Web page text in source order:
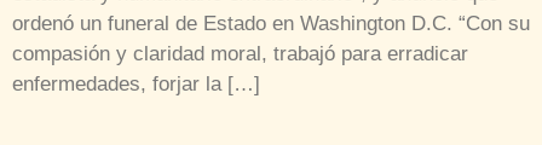
ordenó un funeral de Estado en Washington D.C. “Con su
compasión y claridad moral, trabajó para erradicar
enfermedades, forjar la […]